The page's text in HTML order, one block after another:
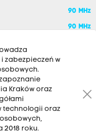
90 MHz
90 MHz
22, 30-007
zabezpieczeń w
Kraków oraz
technologii oraz
roku.